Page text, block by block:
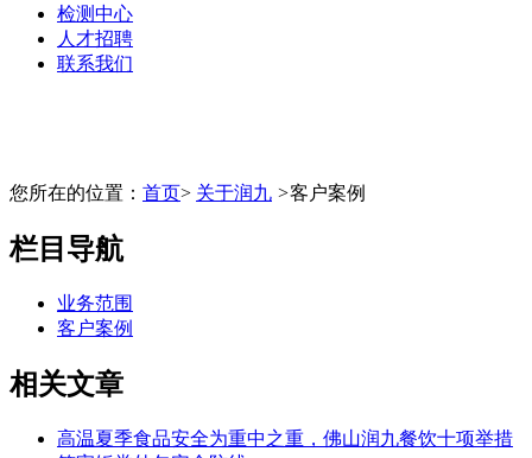
检测中心
人才招聘
联系我们
您所在的位置： 首页> 关于润九 >客户案例
栏目导航
业务范围
客户案例
相关文章
高温夏季食品安全为重中之重，佛山润九餐饮十项举措